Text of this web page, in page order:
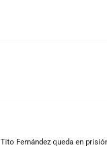
Tito Fernández queda en